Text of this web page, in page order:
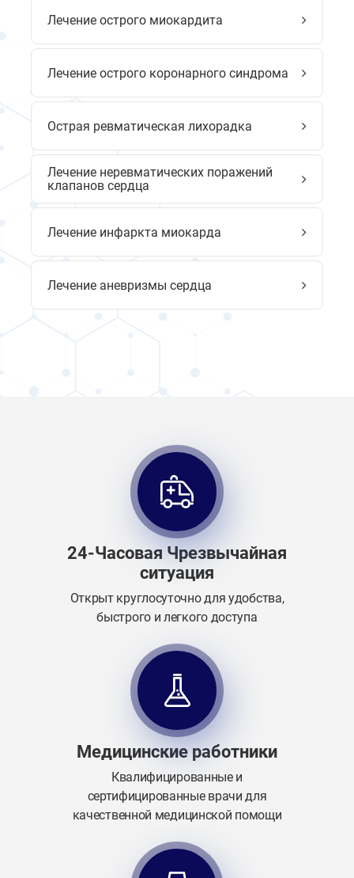
Лечение острого миокардита
Лечение острого коронарного синдрома
Острая ревматическая лихорадка
Лечение неревматических поражений
клапанов сердца
Лечение инфаркта миокарда
Лечение аневризмы сердца
24-Часовая Чрезвычайная
ситуация
Открыт круглосуточно для удобства,
быстрого и легкого доступа
Медицинские работники
Квалифицированные и
сертифицированные врачи для
качественной медицинской помощи